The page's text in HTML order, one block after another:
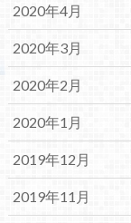
2020年4月
2020年3月
2020年2月
2020年1月
2019年12月
2019年11月